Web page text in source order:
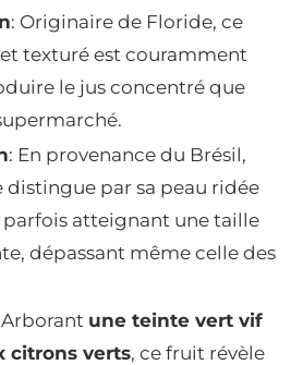
: Originaire de Floride, ce
texturé est couramment
le jus concentré que
: En provenance du Brésil,
distingue par sa peau ridée
parfois atteignant une taille
dépassant même celle des
Arborant une teinte vert vif
citrons verts, ce fruit révèle